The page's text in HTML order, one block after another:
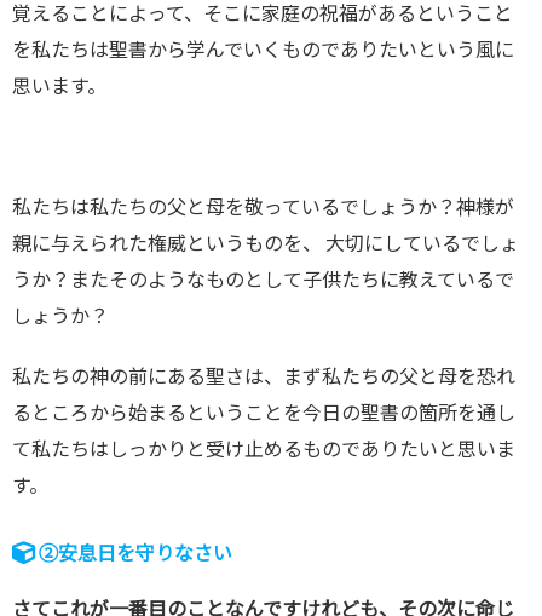
覚えることによって、そこに家庭の祝福があるということ
を私たちは聖書から学んでいくものでありたいという風に
思います。
私たちは私たちの父と母を敬っているでしょうか？神様が
親に与えられた権威というものを、 大切にしているでしょ
うか？またそのようなものとして子供たちに教えているで
しょうか？
私たちの神の前にある聖さは、まず私たちの父と母を恐れ
るところから始まるということを今日の聖書の箇所を通し
て私たちはしっかりと受け止めるものでありたいと思いま
す。
②安息日を守りなさい
さてこれが一番目のことなんですけれども、その次に命じ